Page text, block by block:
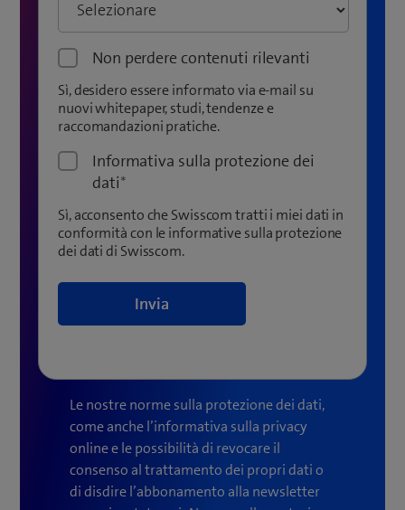
Non perdere contenuti rilevanti
Sì, desidero essere informato via e-mail su
nuovi whitepaper, studi, tendenze e
raccomandazioni pratiche.
Informativa sulla protezione dei
dati*
Sì, acconsento che Swisscom tratti i miei dati in
conformità con le informative sulla protezione
dei dati di Swisscom.
Le nostre norme sulla protezione dei dati,
come anche l’informativa sulla privacy
online e le possibilità di revocare il
consenso al trattamento dei propri dati o
di disdire l’abbonamento alla newsletter